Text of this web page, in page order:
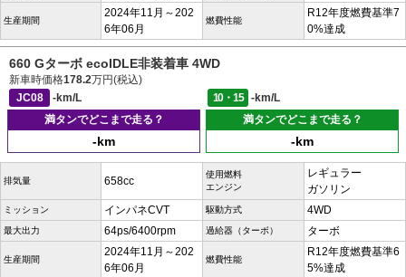
生産期間
2024年11月～202
6年06月
燃費性能
R12年度燃費基準7
0%達成
660 Gターボ ecoIDLE非装着車 4WD
新車時価格178.2万円(税込)
JC08
-km/L 10・15
-km/L
満タンでどこまで走る？
-km
満タンでどこまで走る？
-km
排気量 658cc
使用燃料
エンジン
レギュラー
ガソリン
ミッション インパネCVT 駆動方式 4WD
最大出力 64ps/6400rpm 過給器（ターボ） ターボ
生産期間
2024年11月～202
6年06月
燃費性能
R12年度燃費基準6
5%達成